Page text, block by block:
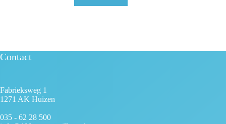
Contact
Fabrieksweg 1
1271 AK Huizen
035 - 62 28 500